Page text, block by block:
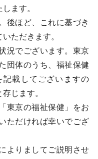
ます。
後ほど、これに基づき
ただきます。
況でございます。東京
団体のうち、福祉保健
記載してございますの
じます。
東京の福祉保健」をお
ただければ幸いでござ
よりましてご説明させ